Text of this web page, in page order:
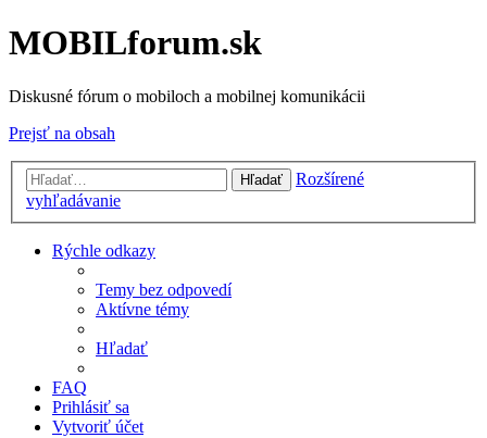
MOBILforum.sk
Diskusné fórum o mobiloch a mobilnej komunikácii
Prejsť na obsah
Hľadať
Rozšírené
vyhľadávanie
Rýchle odkazy
Temy bez odpovedí
Aktívne témy
Hľadať
FAQ
Prihlásiť sa
Vytvoriť účet